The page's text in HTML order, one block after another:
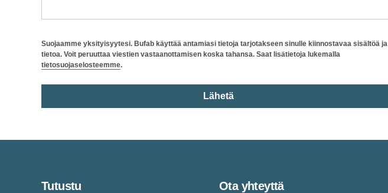
Suojaamme yksityisyytesi. Bufab käyttää antamiasi tietoja tarjotakseen sinulle kiinnostavaa sisältöä ja
tietoa. Voit peruuttaa viestien vastaanottamisen koska tahansa. Saat lisätietoja lukemalla
tietosuojaselosteemme.
Tutustu Ota yhteyttä